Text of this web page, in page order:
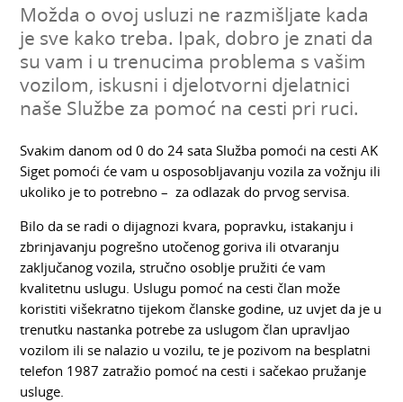
Možda o ovoj usluzi ne razmišljate kada
je sve kako treba. Ipak, dobro je znati da
su vam i u trenucima problema s vašim
vozilom, iskusni i djelotvorni djelatnici
naše Službe za pomoć na cesti pri ruci.
Svakim danom od 0 do 24 sata Služba pomoći na cesti AK
Siget pomoći će vam u osposobljavanju vozila za vožnju ili
ukoliko je to potrebno – za odlazak do prvog servisa.
Bilo da se radi o dijagnozi kvara, popravku, istakanju i
zbrinjavanju pogrešno utočenog goriva ili otvaranju
zaključanog vozila, stručno osoblje pružiti će vam
kvalitetnu uslugu. Uslugu pomoć na cesti član može
koristiti višekratno tijekom članske godine, uz uvjet da je u
trenutku nastanka potrebe za uslugom član upravljao
vozilom ili se nalazio u vozilu, te je pozivom na besplatni
telefon 1987 zatražio pomoć na cesti i sačekao pružanje
usluge.